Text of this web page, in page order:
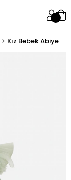
Kız Bebek Abiye